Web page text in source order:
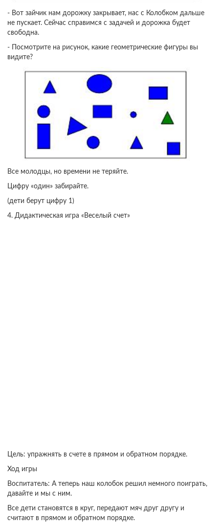
- Вот зайчик нам дорожку закрывает, нас с Колобком дальше
не пускает. Сейчас справимся с задачей и дорожка будет
свободна.
- Посмотрите на рисунок, какие геометрические фигуры вы
видите?
Все молодцы, но времени не теряйте.
Цифру «один» забирайте.
(дети берут цифру 1)
4. Дидактическая игра «Веселый счет»
Цель: упражнять в счете в прямом и обратном порядке.
Ход игры
Воспитатель: А теперь наш колобок решил немного поиграть,
давайте и мы с ним.
Все дети становятся в круг, передают мяч друг другу и
считают в прямом и обратном порядке.